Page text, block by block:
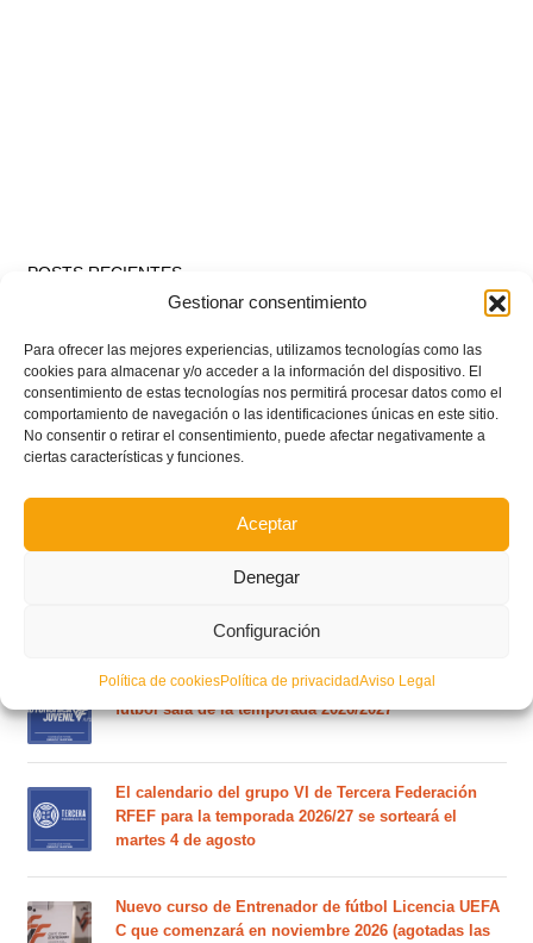
Gestionar consentimiento
Para ofrecer las mejores experiencias, utilizamos tecnologías como las
cookies para almacenar y/o acceder a la información del dispositivo. El
consentimiento de estas tecnologías nos permitirá procesar datos como el
comportamiento de navegación o las identificaciones únicas en este sitio.
No consentir o retirar el consentimiento, puede afectar negativamente a
ciertas características y funciones.
Aceptar
Denegar
Configuración
Política de cookiesPolítica de privacidadAviso Legal
POSTS RECIENTES
Comunitat para la temporada 2026/2027
Circular nº. 7 – IV Supercopa Comunitat FFCV Futsal
Este es el grupo VI y calendario de Tercera
Este es el grupo de la Lliga Autonòmica Juvenil de
fútbol sala de la temporada 2026/2027
El calendario del grupo VI de Tercera Federación
RFEF para la temporada 2026/27 se sorteará el
martes 4 de agosto
Nuevo curso de Entrenador de fútbol Licencia UEFA
C que comenzará en noviembre 2026 (agotadas las